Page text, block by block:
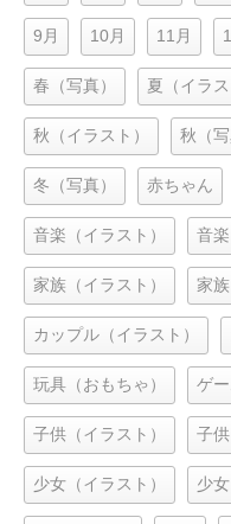
9月 10月 11月
春（写真） 夏（イラス
秋（イラスト） 秋（写
冬（写真） 赤ちゃん
音楽（イラスト） 音楽
家族（イラスト） 家族
カップル（イラスト）
玩具（おもちゃ） ゲ
子供（イラスト） 子供
少女（イラスト） 少女